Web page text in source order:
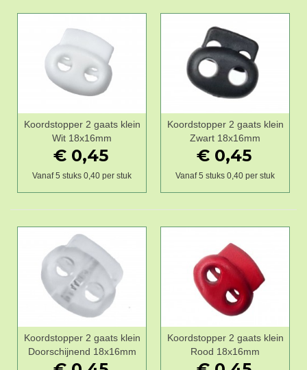
Koordstopper 2 gaats klein
Wit 18x16mm
€ 0,45
Vanaf 5 stuks 0,40 per stuk
Koordstopper 2 gaats klein
Zwart 18x16mm
€ 0,45
Vanaf 5 stuks 0,40 per stuk
Koordstopper 2 gaats klein
Doorschijnend 18x16mm
Koordstopper 2 gaats klein
Rood 18x16mm